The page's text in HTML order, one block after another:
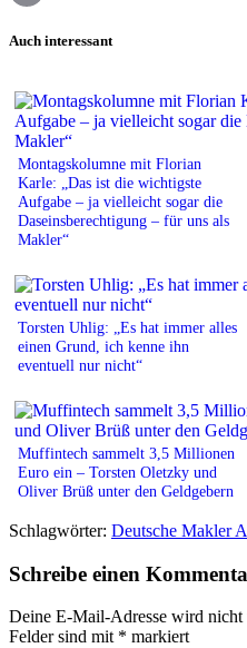
Auch interessant
Montagskolumne mit Florian
Karle: „Das ist die wichtigste
Aufgabe – ja vielleicht sogar die
Daseinsberechtigung – für uns als
Makler“
Torsten Uhlig: „Es hat immer alles
einen Grund, ich kenne ihn
eventuell nur nicht“
Muffintech sammelt 3,5 Millionen
Euro ein – Torsten Oletzky und
Oliver Brüß unter den Geldgebern
Schlagwörter: Deutsche Makler
Schreibe einen
Deine E-Mail-Adresse wird
Felder sind mit * markiert